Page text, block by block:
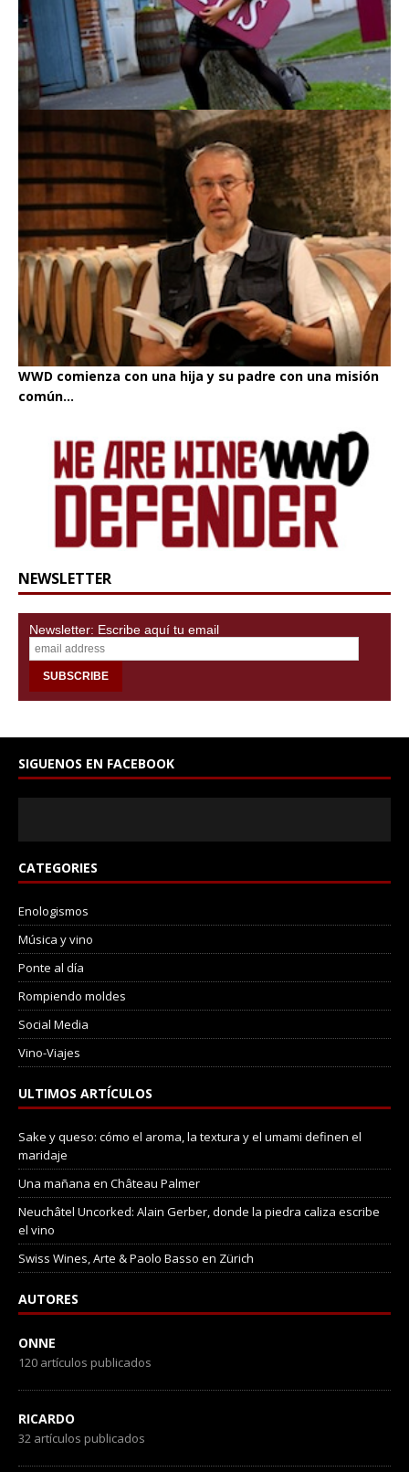
WWD comienza con una hija y su padre con una misión
común...
NEWSLETTER
Newsletter: Escribe aquí tu email
SIGUENOS EN FACEBOOK
CATEGORIES
Enologismos
Música y vino
Ponte al día
Rompiendo moldes
Social Media
Vino-Viajes
ULTIMOS ARTÍCULOS
Sake y queso: cómo el aroma, la textura y el umami definen el
maridaje
Una mañana en Château Palmer
Neuchâtel Uncorked: Alain Gerber, donde la piedra caliza escribe
el vino
Swiss Wines, Arte & Paolo Basso en Zürich
AUTORES
ONNE
120 artículos publicados
RICARDO
32 artículos publicados